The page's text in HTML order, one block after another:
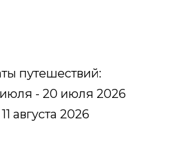
путешествий:
июля - 20 июля 2026
августа 2026